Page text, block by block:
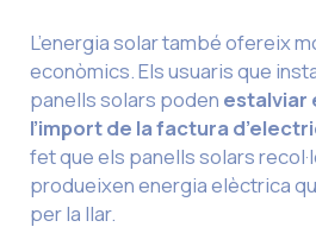
L’energia solar també ofereix
econòmics. Els usuaris que
panells solars poden estalviar
l’import de la factura
fet que els panells solars
produeixen energia elèctrica
per la llar.